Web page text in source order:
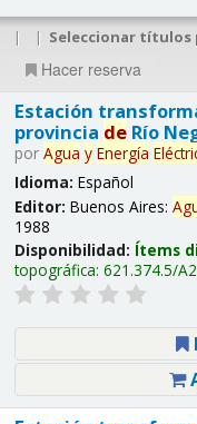
| | Seleccionar títulos
Hacer reserva
Estación
provincia deRío
por Agua y Energía
Idioma: Español
Editor: Buenos Aires:
1988
Disponibilidad: Ítems
topográfica: 621.374.5/